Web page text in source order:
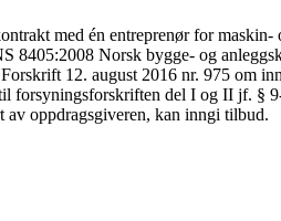
med én entreprenør for
8405:2008 Norsk bygge- og
12. august 2016 nr. 975 om
forsyningsforskriften del I og II jf. §
av oppdragsgiveren, kan inngi tilbud.